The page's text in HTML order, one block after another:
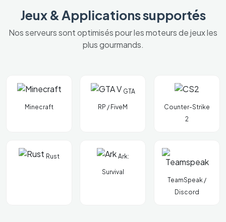
Jeux & Applications supportés
Nos serveurs sont optimisés pour les moteurs de jeux les
plus gourmands.
Minecraft
GTA
RP / FiveM
Counter-Strike
2
Rust Ark:
Survival
TeamSpeak /
Discord